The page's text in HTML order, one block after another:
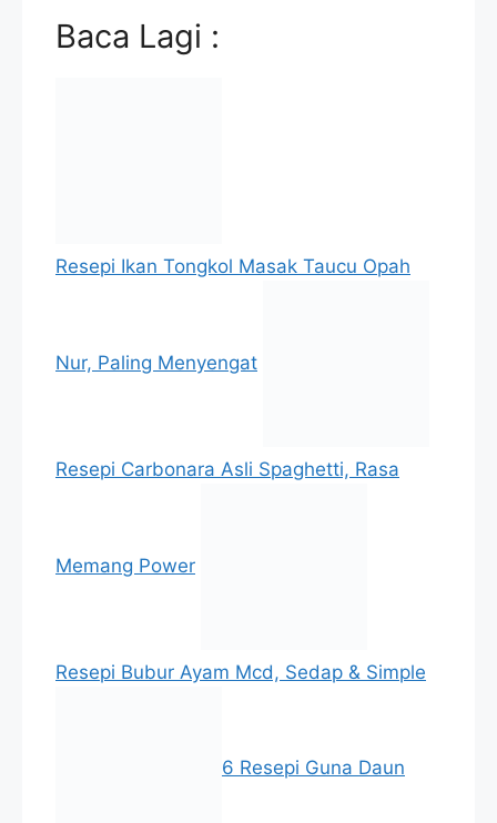
Baca Lagi :
Resepi Ikan Tongkol Masak Taucu Opah
Nur, Paling Menyengat
Resepi Carbonara Asli Spaghetti, Rasa
Memang Power
Resepi Bubur Ayam Mcd, Sedap & Simple
6 Resepi Guna Daun